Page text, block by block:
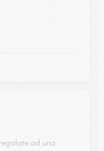
ad una